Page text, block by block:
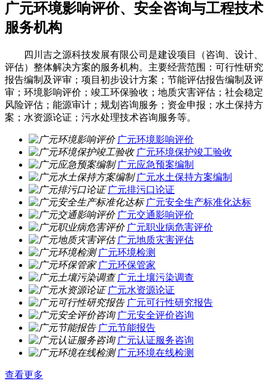
广元环境影响评价、安全咨询与工程技术
服务机构
四川吉之源科技发展有限公司是建设项目（咨询、设计、
评估）整体解决方案的服务机构。主要经营范围：可行性研究
报告编制及评审；项目初步设计方案；节能评估报告编制及评
审；环境影响评价；竣工环保验收；地质灾害评估；社会稳定
风险评估；能源审计；规划咨询服务；资金申报；水土保持方
案；水资源论证；污水处理技术咨询服务等。
广元环境影响评价
广元环境保护竣工验收
广元应急预案编制
广元水土保持方案编制
广元排污口论证
广元安全生产标准化达标
广元交通影响评价
广元职业病危害评价
广元地质灾害评估
广元环境检测
广元环保管家
广元土壤污染调查
广元水资源论证
广元可行性研究报告
广元安全评价咨询
广元节能报告
广元认证服务咨询
广元环境在线检测
查看更多